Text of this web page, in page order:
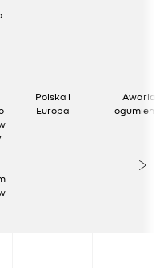
Polska i
Europa
Awaria
ogumienia